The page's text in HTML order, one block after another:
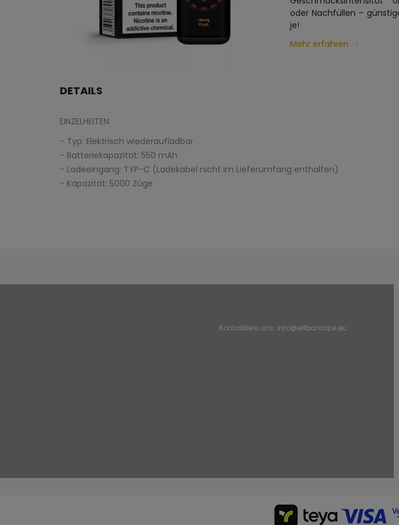
oder Nachfüllen –
je!
Mehr erfahren
DETAILS
EINZELHEITEN:
- Typ: Elektrisch wiederaufladbar
- Batteriekapazität: 550 mAh
- Ladeeingang: TYP-C (Ladekabel nicht im Lieferumfang enthalten)
- Kapazität: 5000 Züge
Kontaktiere uns: info@elfbarvape.eu